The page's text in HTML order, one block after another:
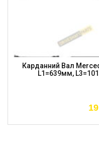
Карданний Вал
L1=639мм,